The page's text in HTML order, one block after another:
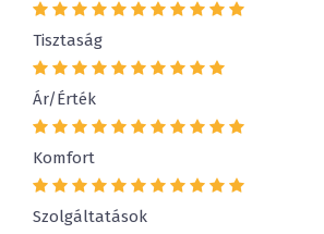
Tisztaság
Ár/Érték
Komfort
Szolgáltatások